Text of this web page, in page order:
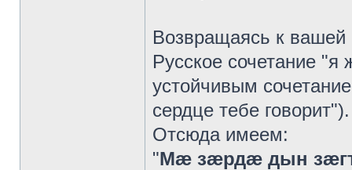
Возвращаясь к вашей
Русское сочетание "я
устойчивым
сердце тебе говорит").
Отсюда имеем:
"Мæ зæрдæ дын